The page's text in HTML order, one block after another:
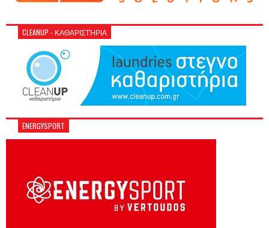
CLEANUP - ΚΑΘΑΡΙΣΤΉΡΙΑ
ENERGYSPORT